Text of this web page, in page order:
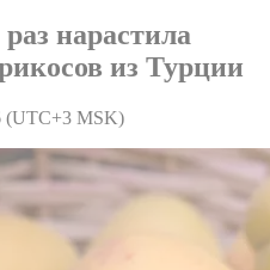
нарастила
из Турции
(UTC+3 MSK)